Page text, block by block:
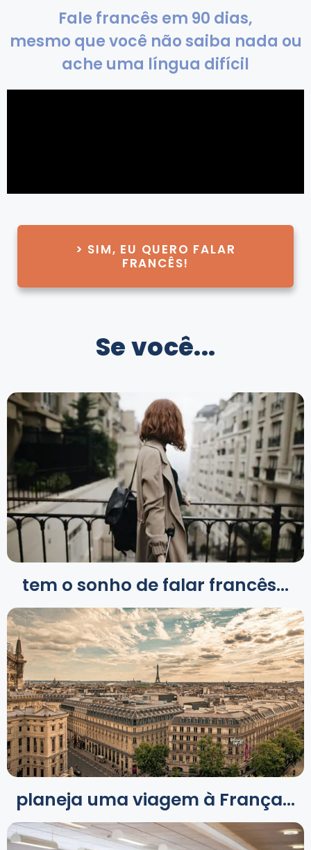
Fale francês em 90 dias,
mesmo que você não saiba nada ou
ache uma língua difícil
> SIM, EU QUERO FALAR
FRANCÊS!
Se você...
tem o sonho de falar francês...
planeja uma viagem à França...